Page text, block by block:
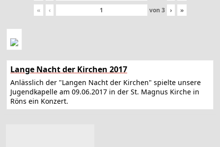
«
‹ von 3 › »
Lange Nacht der Kirchen 2017
Anlässlich der "Langen Nacht der Kirchen" spielte unsere
Jugendkapelle am 09.06.2017 in der St. Magnus Kirche in
Röns ein Konzert.